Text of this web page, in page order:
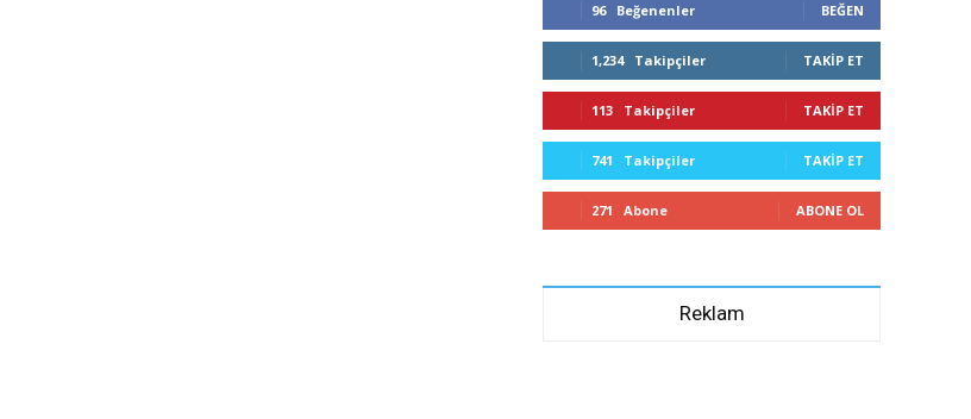
96 Beğenenler BEĞEN
1,234 Takipçiler TAKIP ET
113 Takipçiler TAKIP ET
741 Takipçiler TAKIP ET
271 Abone ABONE OL
Reklam